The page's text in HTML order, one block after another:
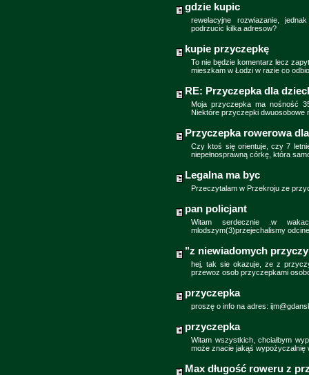
gdzie kupic
rewelacyjne rozwiazanie,
podrzucic kilka adresow?
kupie przyczepkę
To nie będzie komentarz lecz
mieszkam w Łodzi w razie co
RE: Przyczepka dla
Moja przyczepka ma nośność
Niektóre przyczepki
Przyczepka rowerowa
Czy ktoś się orientuje, czy 7
niepełnosprawną córkę, która
Legalna ma byc
Przeczytalam w Przekroju ze
pan policjant
Witam serdecznie .w
mlodszym(3)przejechalismy
"z niewiadomych
hej, tak sie okazuje, ze z
przewoz osob przyczepkami
przyczepka
proszę o info na adres:
przyczepka
Witam wszystkich, chciałbym
może znacie jakąś wypożyczalnię
Max długość roweru z